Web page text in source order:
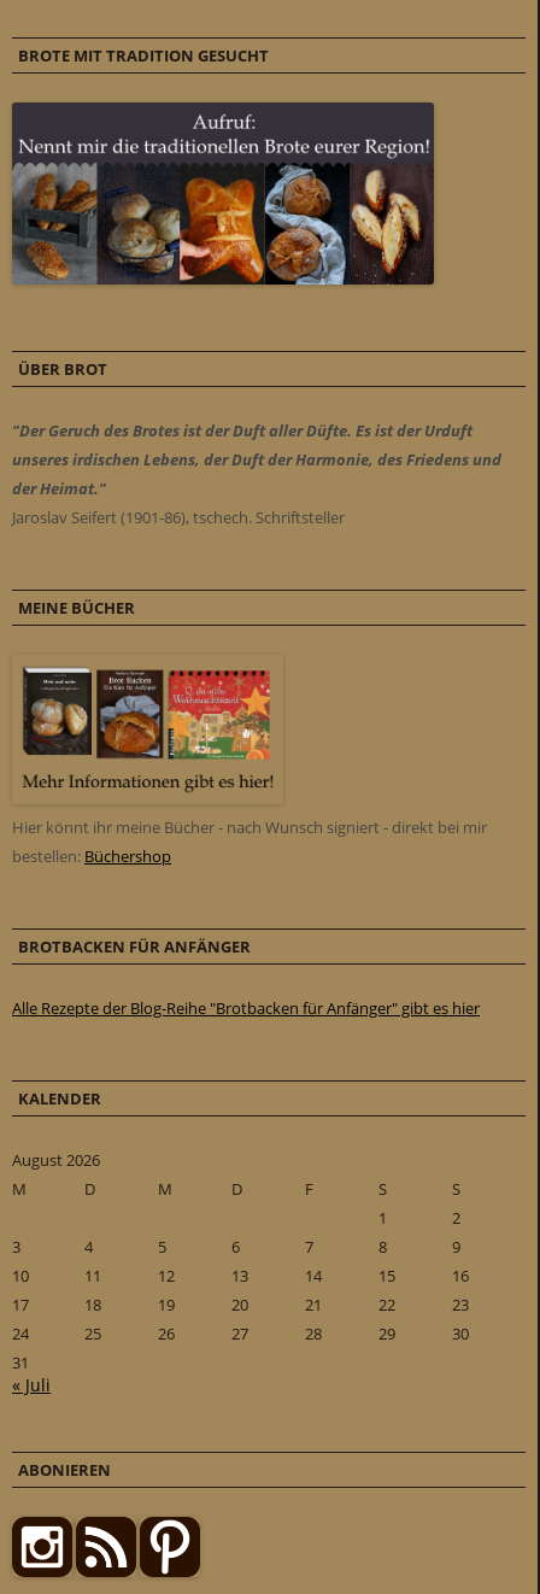
BROTE MIT TRADITION GESUCHT
ÜBER BROT
"Der Geruch des Brotes ist der Duft aller Düfte. Es ist der Urduft
unseres irdischen Lebens, der Duft der Harmonie, des Friedens und
der Heimat."
Jaroslav Seifert (1901-86), tschech. Schriftsteller
MEINE BÜCHER
Hier könnt ihr meine Bücher - nach Wunsch signiert - direkt bei mir
bestellen: Büchershop
BROTBACKEN FÜR ANFÄNGER
Alle Rezepte der Blog-Reihe "Brotbacken für Anfänger" gibt es hier
KALENDER
August 2026
M
D M D F S
S
1
2
3
4 5 6 7 8
9
10
11 12 13 14 15
16
17
18 19 20 21 22
23
24
25 26 27 28 29
30
31
« Juli
ABONIEREN